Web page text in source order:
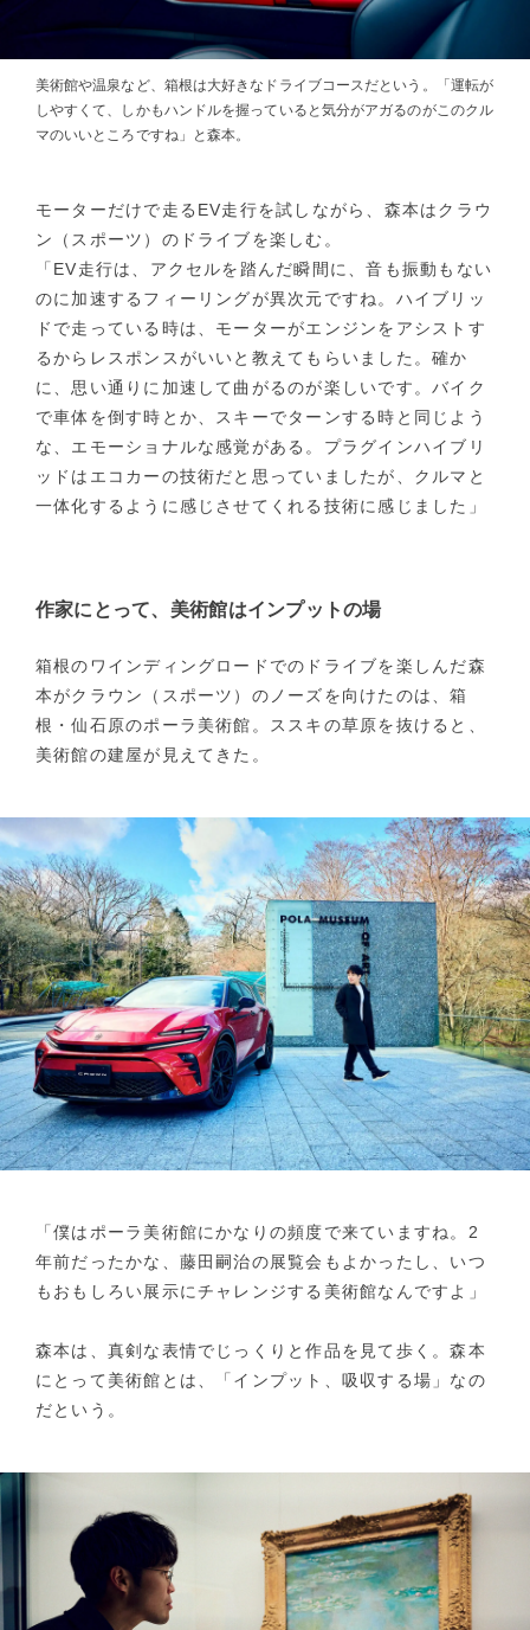
美術館や温泉など、箱根は大好きなドライブコースだという。「運転が
しやすくて、しかもハンドルを握っていると気分がアガるのがこのクル
マのいいところですね」と森本。
モーターだけで走るEV走行を試しながら、森本はクラウ
ン（スポーツ）のドライブを楽しむ。
「EV走行は、アクセルを踏んだ瞬間に、音も振動もない
のに加速するフィーリングが異次元ですね。ハイブリッ
ドで走っている時は、モーターがエンジンをアシストす
るからレスポンスがいいと教えてもらいました。確か
に、思い通りに加速して曲がるのが楽しいです。バイク
で車体を倒す時とか、スキーでターンする時と同じよう
な、エモーショナルな感覚がある。プラグインハイブリ
ッドはエコカーの技術だと思っていましたが、クルマと
一体化するように感じさせてくれる技術に感じました」
作家にとって、美術館はインプットの場
箱根のワインディングロードでのドライブを楽しんだ森
本がクラウン（スポーツ）のノーズを向けたのは、箱
根・仙石原のポーラ美術館。ススキの草原を抜けると、
美術館の建屋が見えてきた。
「僕はポーラ美術館にかなりの頻度で来ていますね。2
年前だったかな、藤田嗣治の展覧会もよかったし、いつ
もおもしろい展示にチャレンジする美術館なんですよ」
森本は、真剣な表情でじっくりと作品を見て歩く。森本
にとって美術館とは、「インプット、吸収する場」なの
だという。